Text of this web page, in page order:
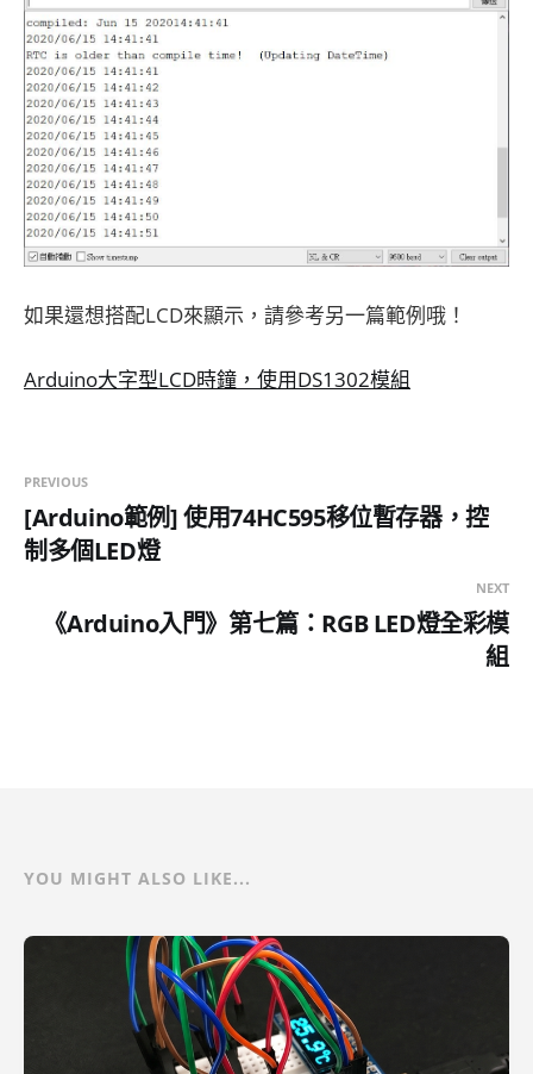
如果還想搭配LCD來顯示，請參考另一篇範例哦！
Arduino大字型LCD時鐘，使用DS1302模組
PREVIOUS
[Arduino範例] 使用74HC595移位暫存器，控
制多個LED燈
NEXT
《Arduino入門》第七篇：RGB LED燈全彩模
組
YOU MIGHT ALSO LIKE...